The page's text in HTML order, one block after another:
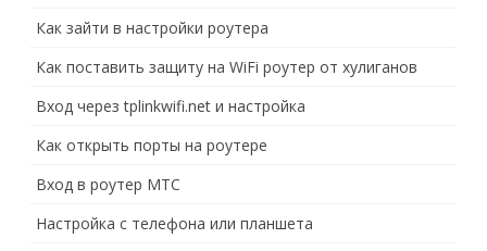
Как зайти в настройки роутера
Как поставить защиту на WiFi роутер от хулиганов
Вход через tplinkwifi.net и настройка
Как открыть порты на роутере
Вход в роутер МТС
Настройка с телефона или планшета